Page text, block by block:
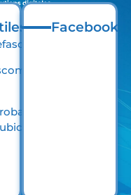
Facebook